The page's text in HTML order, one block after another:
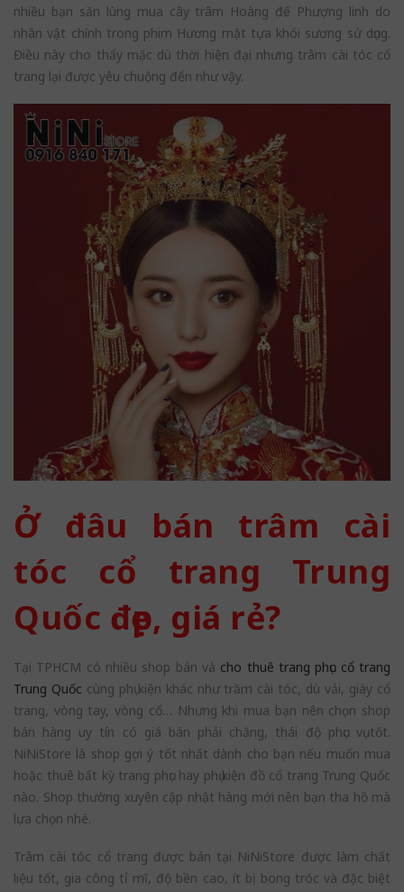
nhiều bạn săn lùng mua cây trâm Hoàng đế Phượng linh do
nhân vật chính trong phim Hương mật tựa khói sương sử dụng.
Điều này cho thấy mặc dù thời hiện đại nhưng trâm cài tóc cổ
trang lại được yêu chuộng đến như vậy.
Ở đâu bán trâm cài
tóc cổ trang Trung
Quốc đẹp, giá rẻ?
Tại TPHCM có nhiều shop bán và cho thuê trang phục cổ trang
Trung Quốc cùng phụ kiện khác như trầm cài tóc, dù vải, giày cổ
trang, vòng tay, vòng cổ… Nhưng khi mua bạn nên chọn shop
bán hàng uy tín có giá bán phải chăng, thái độ phục vụ tốt.
NiNiStore là shop gợi ý tốt nhất dành cho bạn nếu muốn mua
hoặc thuê bất kỳ trang phục hay phụ kiện đồ cổ trang Trung Quốc
nào. Shop thường xuyên cập nhật hàng mới nên bạn tha hồ mà
lựa chọn nhé.
Trâm cài tóc cổ trang được bán tại NiNiStore được làm chất
liệu tốt, gia công tỉ mĩ, độ bền cao, ít bị bong tróc và đặc biệt